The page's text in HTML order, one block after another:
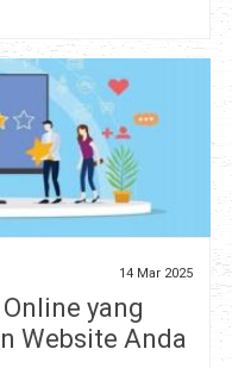
14 Mar 2025
yang
Website Anda